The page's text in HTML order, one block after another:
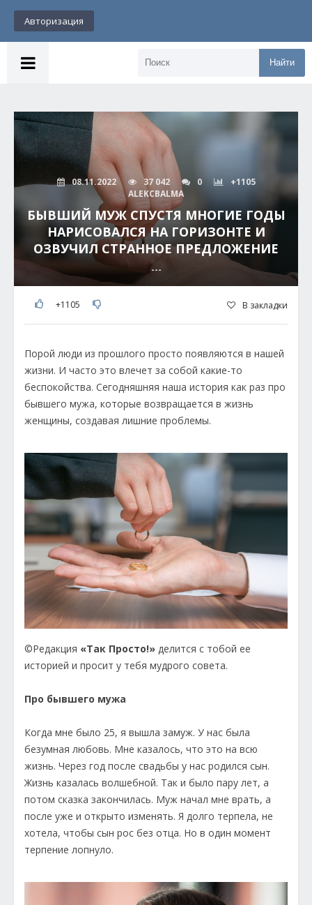
Авторизация
Найти
08.11.2022 37 042 0
+1105
ALEKCBALMA
БЫВШИЙ МУЖ СПУСТЯ МНОГИЕ ГОДЫ
НАРИСОВАЛСЯ НА ГОРИЗОНТЕ И
ОЗВУЧИЛ СТРАННОЕ ПРЕДЛОЖЕНИЕ
---
+1105 В закладки
Порой люди из прошлого просто появляются в нашей
жизни. И часто это влечет за собой какие-то
беспокойства. Сегодняшняя наша история как раз про
бывшего мужа, которые возвращается в жизнь
женщины, создавая лишние проблемы.
©Редакция «Так Просто!» делится с тобой ее
историей и просит у тебя мудрого совета.
Про бывшего мужа
Когда мне было 25, я вышла замуж. У нас была
безумная любовь. Мне казалось, что это на всю
жизнь. Через год после свадьбы у нас родился сын.
Жизнь казалась волшебной. Так и было пару лет, а
потом сказка закончилась. Муж начал мне врать, а
после уже и открыто изменять. Я долго терпела, не
хотела, чтобы сын рос без отца. Но в один момент
терпение лопнуло.